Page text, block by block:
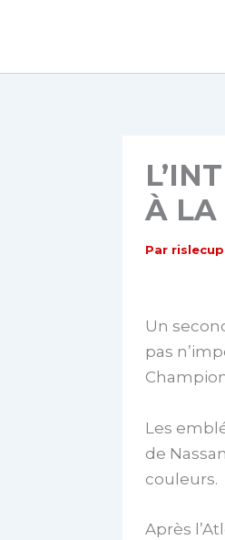
À LA
Par rislecup
Un
pas
Les
de
couleurs.
Après